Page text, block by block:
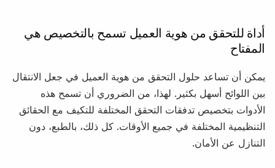
أداة للتحقق من هوية العميل تسمح بالتخصيص هي
المفتاح
يمكن أن تساعد حلول التحقق من هوية العميل في جعل الانتقال
بين اللوائح أسهل بكثير. لهذا، من الضروري أن تسمح هذه
الأدوات بتخصيص تدفقات التحقق المختلفة للتكيف مع الحقائق
التنظيمية المختلفة في جميع الأوقات. كل ذلك، بالطبع، دون
التنازل عن الأمان.